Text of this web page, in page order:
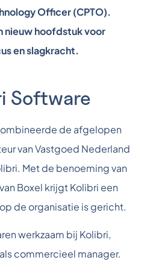
Officer (CPTO).
nieuw hoofdstuk voor
en slagkracht.
Software
de afgelopen
van Vastgoed Nederland
Met de benoeming van
Boxel krijgt Kolibri een
de organisatie is gericht.
werkzaam bij Kolibri,
commercieel manager.